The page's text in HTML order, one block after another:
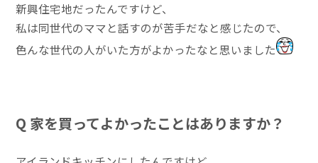
新興住宅地だったんですけど、
私は同世代のママと話すのが苦手だなと感じたので、
色んな世代の人がいた方がよかったなと思いました
Q 家を買ってよかったことはありますか？